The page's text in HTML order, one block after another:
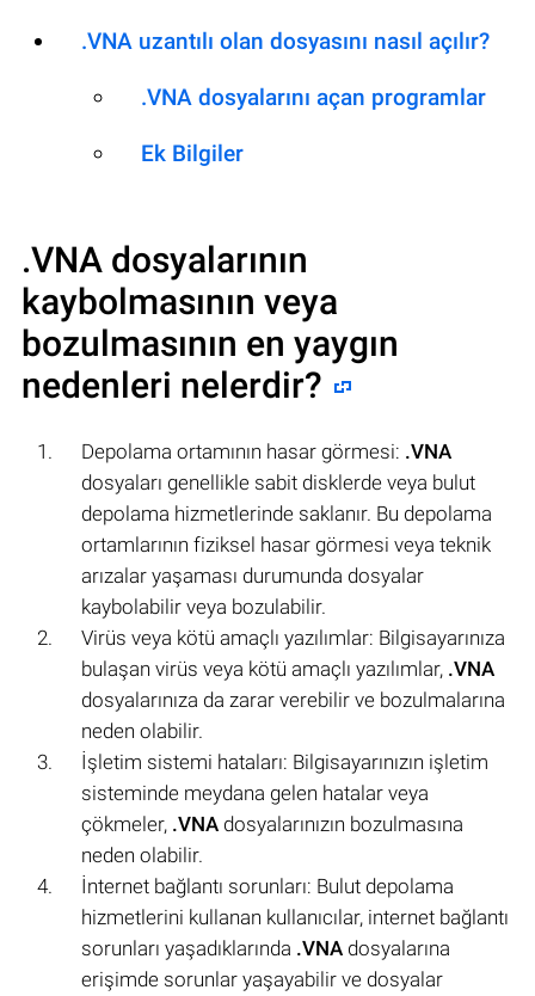
.VNA uzantılı olan dosyasını nasıl açılır?
.VNA dosyalarını açan programlar
Ek Bilgiler
.VNA dosyalarının
kaybolmasının veya
bozulmasının en yaygın
nedenleri nelerdir?
Depolama ortamının hasar görmesi: .VNA
dosyaları genellikle sabit disklerde veya bulut
depolama hizmetlerinde saklanır. Bu depolama
ortamlarının fiziksel hasar görmesi veya teknik
arızalar yaşaması durumunda dosyalar
kaybolabilir veya bozulabilir.
Virüs veya kötü amaçlı yazılımlar: Bilgisayarınıza
bulaşan virüs veya kötü amaçlı yazılımlar, .VNA
dosyalarınıza da zarar verebilir ve bozulmalarına
neden olabilir.
İşletim sistemi hataları: Bilgisayarınızın işletim
sisteminde meydana gelen hatalar veya
çökmeler, .VNA dosyalarınızın bozulmasına
neden olabilir.
İnternet bağlantı sorunları: Bulut depolama
hizmetlerini kullanan kullanıcılar, internet bağlantı
sorunları yaşadıklarında .VNA dosyalarına
erişimde sorunlar yaşayabilir ve dosyalar